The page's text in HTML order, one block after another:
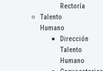
Rectoría
Talento
Humano
Dirección
Talento
Humano